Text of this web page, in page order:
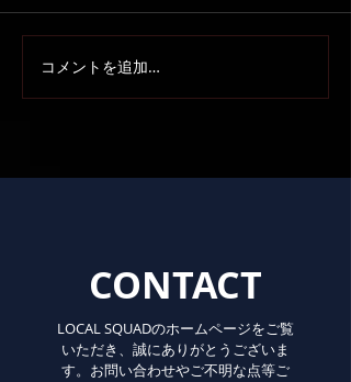
コメントを追加…
CONTACT
LOCAL SQUADのホームページをご覧
いただき、誠にありがとうございま
す。お問い合わせやご不明な点等ご